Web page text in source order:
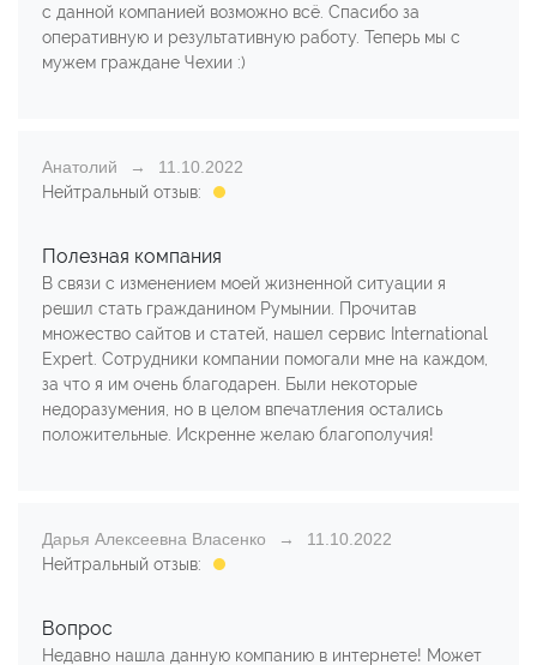
с данной компанией возможно всё. Спасибо за
оперативную и результативную работу. Теперь мы с
мужем граждане Чехии :)
Анатолий
11.10.2022
Нейтральный отзыв:
Полезная компания
В связи с изменением моей жизненной ситуации я
решил стать гражданином Румынии. Прочитав
множество сайтов и статей, нашел сервис International
Expert. Сотрудники компании помогали мне на каждом,
за что я им очень благодарен. Были некоторые
недоразумения, но в целом впечатления остались
положительные. Искренне желаю благополучия!
Дарья Алексеевна Власенко
11.10.2022
Нейтральный отзыв:
Вопрос
Недавно нашла данную компанию в интернете! Может